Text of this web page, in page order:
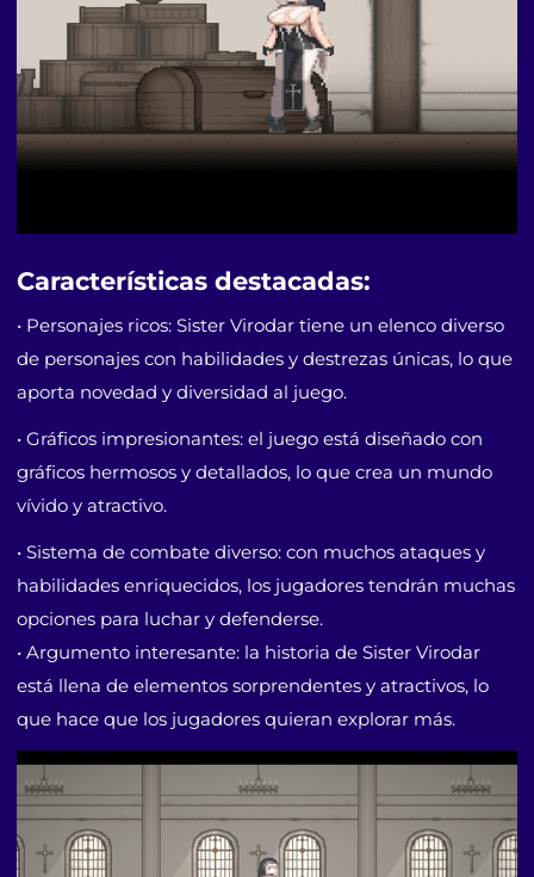
Características destacadas:
• Personajes ricos: Sister Virodar tiene un elenco diverso
de personajes con habilidades y destrezas únicas, lo que
aporta novedad y diversidad al juego.
• Gráficos impresionantes: el juego está diseñado con
gráficos hermosos y detallados, lo que crea un mundo
vívido y atractivo.
• Sistema de combate diverso: con muchos ataques y
habilidades enriquecidos, los jugadores tendrán muchas
opciones para luchar y defenderse.
• Argumento interesante: la historia de Sister Virodar
está llena de elementos sorprendentes y atractivos, lo
que hace que los jugadores quieran explorar más.